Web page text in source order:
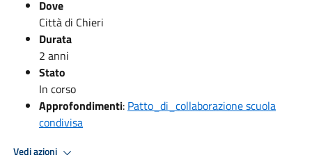
Dove
Città di Chieri
Durata
2 anni
Stato
In corso
Approfondimenti: Patto_di_collaborazione scuola
condivisa
Vedi azioni